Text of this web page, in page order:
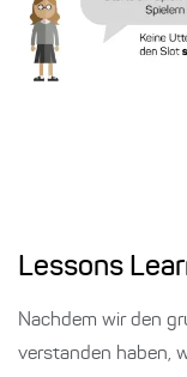
Lessons
Nachdem wir den
verstanden haben,